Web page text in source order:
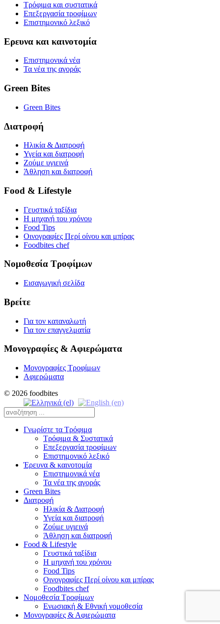
Τρόφιμα και συστατικά
Επεξεργασία τροφίμων
Επιστημονικό λεξικό
Ερευνα και καινοτομία
Επιστημονικά νέα
Τα νέα της αγοράς
Green Bites
Green Bites
Διατροφή
Ηλικία & Διατροφή
Υγεία και διατροφή
Ζούμε υγιεινά
Άθληση και διατροφή
Food & Lifestyle
Γευστικά ταξίδια
Η μηχανή του χρόνου
Food Tips
Οινογραφίες Περί οίνου και μπίρας
Foodbites chef
Νομοθεσία Τροφίμων
Εισαγωγική σελίδα
Βρείτε
Για τον καταναλωτή
Για τον επαγγελματία
Μονογραφίες & Αφιερώματα
Μονογραφίες Τροφίμων
Αφιερώματα
© 2026 foodbites
Γνωρίστε τα Τρόφιμα
Τρόφιμα & Συστατικά
Επεξεργασία τροφίμων
Επιστημονικό λεξικό
Έρευνα & καινοτομία
Επιστημονικά νέα
Τα νέα της αγοράς
Green Bites
Διατροφή
Ηλικία & Διατροφή
Υγεία και διατροφή
Ζούμε υγιεινά
Άθληση και διατροφή
Food & Lifestyle
Γευστικά ταξίδια
Η μηχανή του χρόνου
Food Tips
Οινογραφίες Περί οίνου και μπίρας
Foodbites chef
Νομοθεσία Τροφίμων
Ενωσιακή & Εθνική νομοθεσία
Μονογραφίες & Αφιερώματα